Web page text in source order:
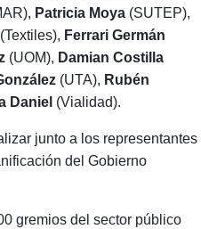
Patricia Moya (SUTEP),
(Textiles), Ferrari Germán
(UOM), Damian Costilla
(UTA), Rubén
Daniel (Vialidad).
junto a los representantes
del Gobierno
gremios del sector público